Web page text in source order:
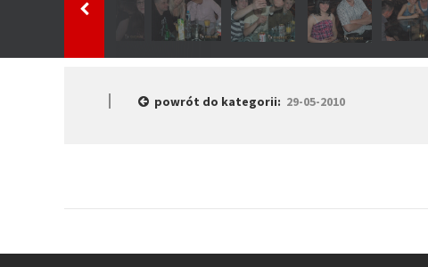
powrót do kategorii: 29-05-2010